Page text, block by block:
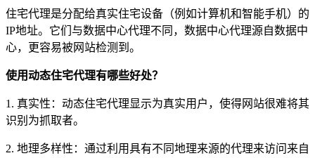
住宅代理是分配给真实住宅设备（例如计算机和智能手机）的
IP地址。它们与数据中心代理不同，数据中心代理源自数据中
心，更容易被网站检测到。
使用动态住宅代理有哪些好处？
1. 真实性：动态住宅代理显示为真实用户，使得网站很难将其
识别为抓取者。
2. 地理多样性：通过利用具有不同地理来源的代理来访问来自